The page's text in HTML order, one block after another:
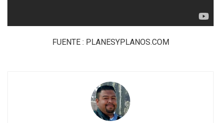
FUENTE : PLANESYPLANOS.COM